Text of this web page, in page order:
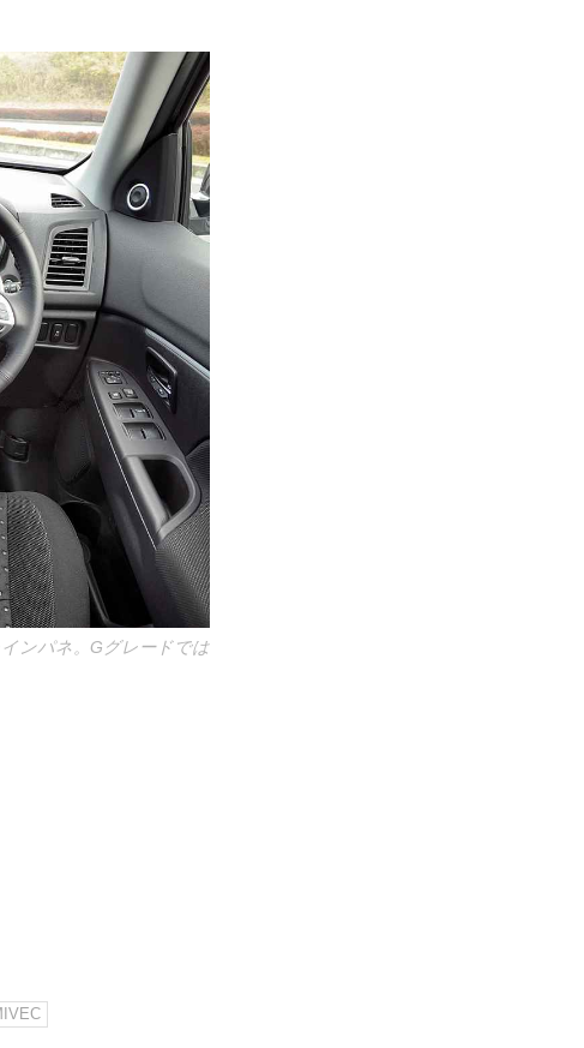
ンパネ。Gグレードでは